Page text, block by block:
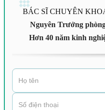
BÁC SĨ CHUYÊN
Nguyên Trưởng
Hơn 40 năm kinh